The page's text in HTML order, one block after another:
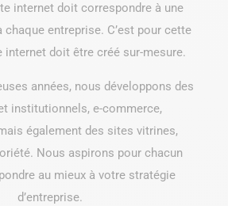
internet doit correspondre à une
chaque entreprise. C’est pour cette
internet doit être créé sur-mesure.
années, nous développons des
institutionnels, e-commerce,
également des sites vitrines,
Nous aspirons pour chacun
au mieux à votre stratégie
d’entreprise.